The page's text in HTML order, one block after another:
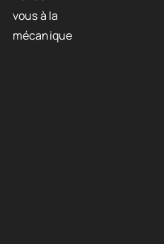
vous à la
mécanique